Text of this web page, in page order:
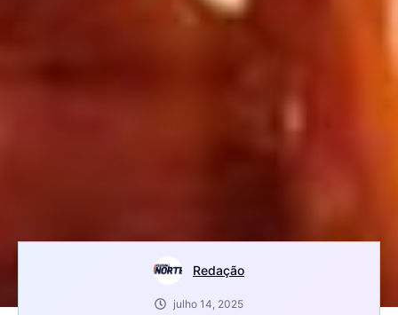
Redação
julho 14, 2025